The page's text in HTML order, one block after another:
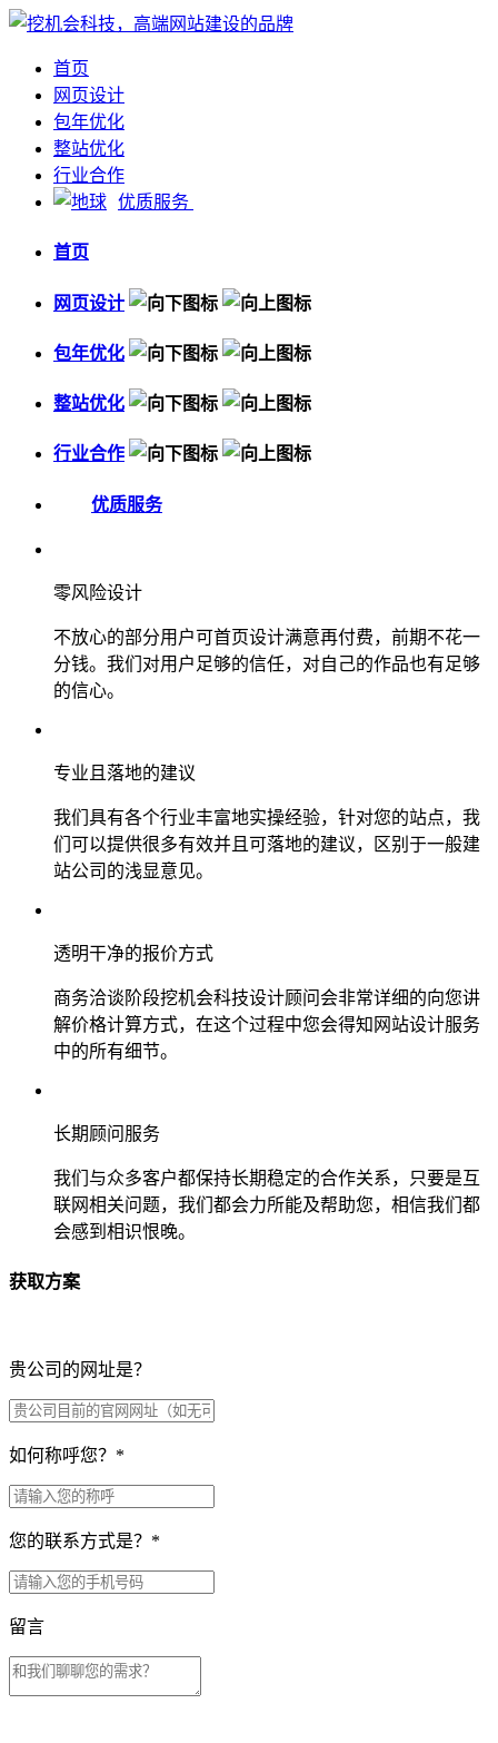
首页
网页设计
包年优化
整站优化
行业合作
优质服务
首页
网页设计
包年优化
整站优化
行业合作
优质服务
零风险设计
不放心的部分用户可首页设计满意再付费，前期不花一
分钱。我们对用户足够的信任，对自己的作品也有足够
的信心。
专业且落地的建议
我们具有各个行业丰富地实操经验，针对您的站点，我
们可以提供很多有效并且可落地的建议，区别于一般建
站公司的浅显意见。
透明干净的报价方式
商务洽谈阶段挖机会科技设计顾问会非常详细的向您讲
解价格计算方式，在这个过程中您会得知网站设计服务
中的所有细节。
长期顾问服务
我们与众多客户都保持长期稳定的合作关系，只要是互
联网相关问题，我们都会力所能及帮助您，相信我们都
会感到相识恨晚。
获取方案
贵公司的网址是？
如何称呼您？ *
您的联系方式是？ *
留言